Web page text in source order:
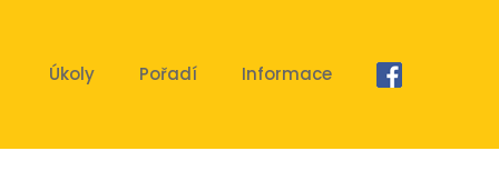
Úkoly Pořadí Informace